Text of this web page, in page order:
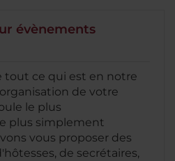
évènements
tout ce qui est en notre
de votre
le plus
plus simplement
vous proposer des
de secrétaires,